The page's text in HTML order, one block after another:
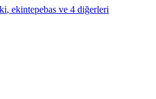
, ekintepebas ve 4 diğerleri